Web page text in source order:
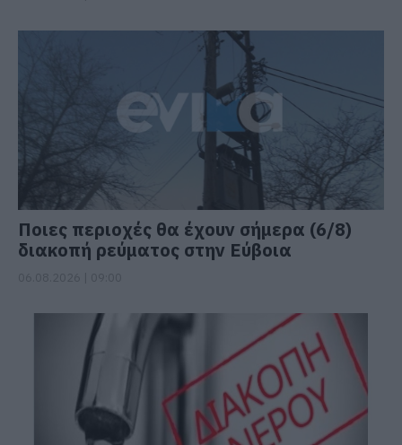
Ποιες περιοχές θα έχουν σήμερα (6/8)
διακοπή ρεύματος στην Εύβοια